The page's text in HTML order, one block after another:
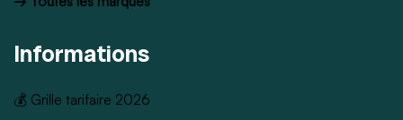
Informations
💰 Grille tarifaire 2026